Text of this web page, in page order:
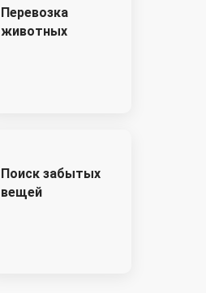
Перевозка
животных
Поиск забытых
вещей